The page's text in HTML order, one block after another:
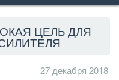
ЦЕЛЬ ДЛЯ
27 декабря 2018